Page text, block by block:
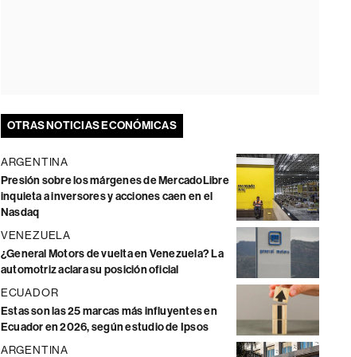
OTRAS NOTICIAS ECONÓMICAS
ARGENTINA
Presión sobre los márgenes de MercadoLibre
inquieta a inversores y acciones caen en el
Nasdaq
VENEZUELA
¿General Motors de vuelta en Venezuela? La
automotriz aclara su posición oficial
ECUADOR
Estas son las 25 marcas más influyentes en
Ecuador en 2026, según estudio de Ipsos
ARGENTINA